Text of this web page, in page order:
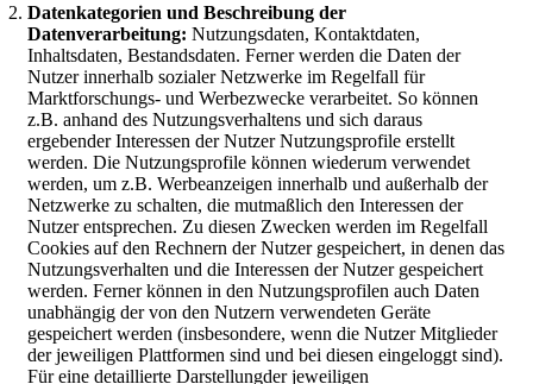
Datenkategorien und Beschreibung der
Datenverarbeitung: Nutzungsdaten, Kontaktdaten,
Inhaltsdaten, Bestandsdaten. Ferner werden die Daten der
Nutzer innerhalb sozialer Netzwerke im Regelfall für
Marktforschungs- und Werbezwecke verarbeitet. So können
z.B. anhand des Nutzungsverhaltens und sich daraus
ergebender Interessen der Nutzer Nutzungsprofile erstellt
werden. Die Nutzungsprofile können wiederum verwendet
werden, um z.B. Werbeanzeigen innerhalb und außerhalb der
Netzwerke zu schalten, die mutmaßlich den Interessen der
Nutzer entsprechen. Zu diesen Zwecken werden im Regelfall
Cookies auf den Rechnern der Nutzer gespeichert, in denen das
Nutzungsverhalten und die Interessen der Nutzer gespeichert
werden. Ferner können in den Nutzungsprofilen auch Daten
unabhängig der von den Nutzern verwendeten Geräte
gespeichert werden (insbesondere, wenn die Nutzer Mitglieder
der jeweiligen Plattformen sind und bei diesen eingeloggt sind).
Für eine detaillierte Darstellungder jeweiligen